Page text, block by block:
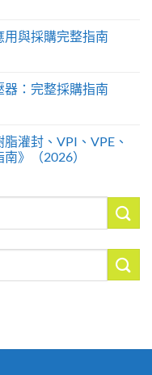
與採購完整指南
：完整採購指南
灌封、VPI、VPE、
》（2026）